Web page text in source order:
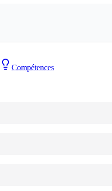
Compétences